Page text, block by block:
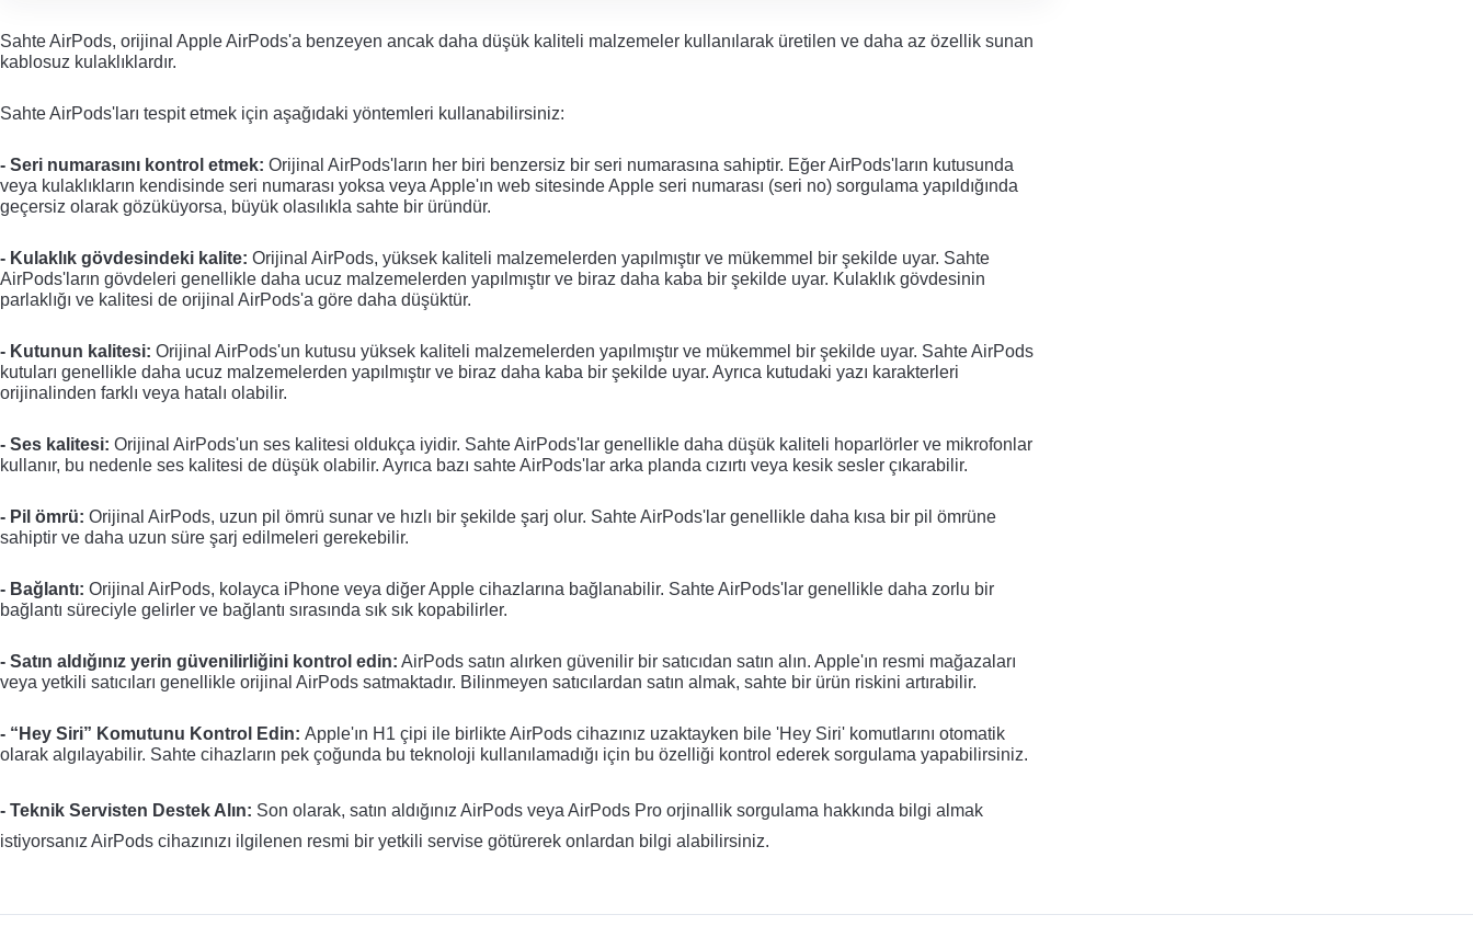
Sahte AirPods, orijinal Apple AirPods'a benzeyen ancak daha düşük kaliteli malzemeler kullanılarak üretilen ve daha az özellik sunan
kablosuz kulaklıklardır.
Sahte AirPods'ları tespit etmek için aşağıdaki yöntemleri kullanabilirsiniz:
- Seri numarasını kontrol etmek: Orijinal AirPods'ların her biri benzersiz bir seri numarasına sahiptir. Eğer AirPods'ların kutusunda
veya kulaklıkların kendisinde seri numarası yoksa veya Apple'ın web sitesinde Apple seri numarası (seri no) sorgulama yapıldığında
geçersiz olarak gözüküyorsa, büyük olasılıkla sahte bir üründür.
- Kulaklık gövdesindeki kalite: Orijinal AirPods, yüksek kaliteli malzemelerden yapılmıştır ve mükemmel bir şekilde uyar. Sahte
AirPods'ların gövdeleri genellikle daha ucuz malzemelerden yapılmıştır ve biraz daha kaba bir şekilde uyar. Kulaklık gövdesinin
parlaklığı ve kalitesi de orijinal AirPods'a göre daha düşüktür.
- Kutunun kalitesi: Orijinal AirPods'un kutusu yüksek kaliteli malzemelerden yapılmıştır ve mükemmel bir şekilde uyar. Sahte AirPods
kutuları genellikle daha ucuz malzemelerden yapılmıştır ve biraz daha kaba bir şekilde uyar. Ayrıca kutudaki yazı karakterleri
orijinalinden farklı veya hatalı olabilir.
- Ses kalitesi: Orijinal AirPods'un ses kalitesi oldukça iyidir. Sahte AirPods'lar genellikle daha düşük kaliteli hoparlörler ve mikrofonlar
kullanır, bu nedenle ses kalitesi de düşük olabilir. Ayrıca bazı sahte AirPods'lar arka planda cızırtı veya kesik sesler çıkarabilir.
- Pil ömrü: Orijinal AirPods, uzun pil ömrü sunar ve hızlı bir şekilde şarj olur. Sahte AirPods'lar genellikle daha kısa bir pil ömrüne
sahiptir ve daha uzun süre şarj edilmeleri gerekebilir.
- Bağlantı: Orijinal AirPods, kolayca iPhone veya diğer Apple cihazlarına bağlanabilir. Sahte AirPods'lar genellikle daha zorlu bir
bağlantı süreciyle gelirler ve bağlantı sırasında sık sık kopabilirler.
- Satın aldığınız yerin güvenilirliğini kontrol edin: AirPods satın alırken güvenilir bir satıcıdan satın alın. Apple'ın resmi mağazaları
veya yetkili satıcıları genellikle orijinal AirPods satmaktadır. Bilinmeyen satıcılardan satın almak, sahte bir ürün riskini artırabilir.
- “Hey Siri” Komutunu Kontrol Edin: Apple'ın H1 çipi ile birlikte AirPods cihazınız uzaktayken bile 'Hey Siri' komutlarını otomatik
olarak algılayabilir. Sahte cihazların pek çoğunda bu teknoloji kullanılamadığı için bu özelliği kontrol ederek sorgulama yapabilirsiniz.
- Teknik Servisten Destek Alın: Son olarak, satın aldığınız AirPods veya AirPods Pro orjinallik sorgulama hakkında bilgi almak
istiyorsanız AirPods cihazınızı ilgilenen resmi bir yetkili servise götürerek onlardan bilgi alabilirsiniz.